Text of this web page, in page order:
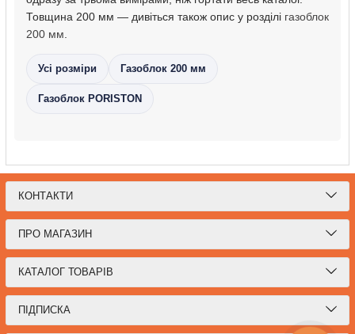
Товщина 200 мм — дивіться також опис у розділі газоблок
200 мм
Усі розміри Газоблок 200 мм
Газоблок PORISTON
КОНТАКТИ
ПРО МАГАЗИН
КАТАЛОГ ТОВАРІВ
ПІДПИСКА